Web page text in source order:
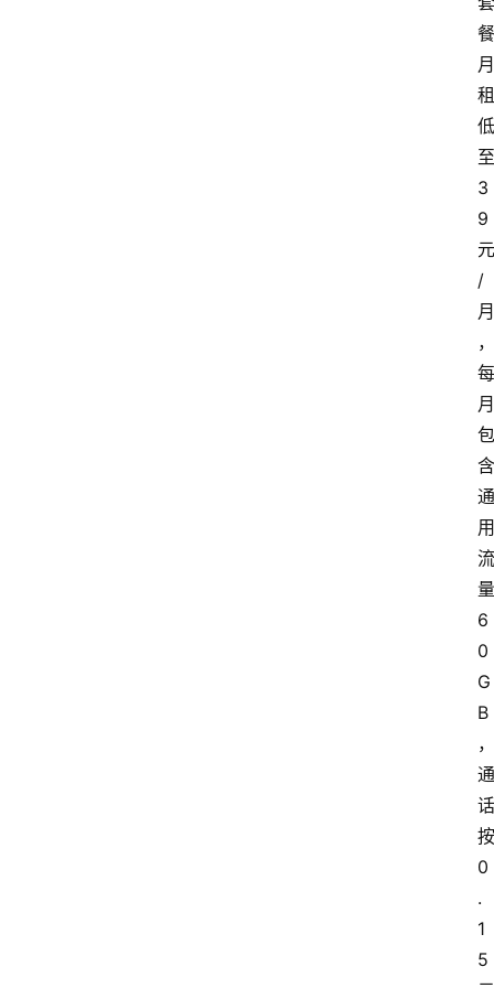
餐
月
租
低
至
3
9
元
/
月
，
每
月
包
含
通
用
流
量
6
0
G
B
，
通
话
按
0
.
1
5